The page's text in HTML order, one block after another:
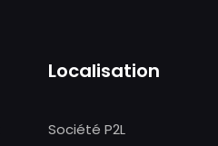
Localisation
Société P2L